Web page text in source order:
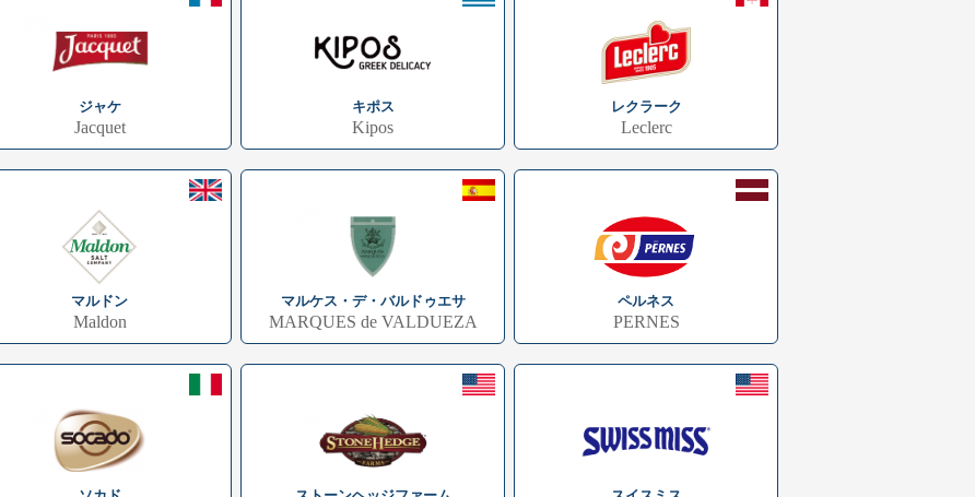
ジャケ
Jacquet
キポス
Kipos
レクラーク
Leclerc
マルドン
Maldon
マルケス・デ・バルドゥエサ
MARQUES de VALDUEZA
ペルネス
PERNES